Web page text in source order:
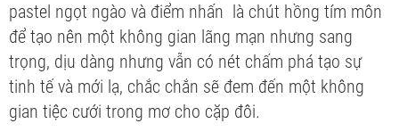
pastel ngọt ngào và điểm nhấn là chút hồng tím môn
để tạo nên một không gian lãng mạn nhưng sang
trọng, dịu dàng nhưng vẫn có nét chấm phá tạo sự
tinh tế và mới lạ, chắc chắn sẽ đem đến một không
gian tiệc cưới trong mơ cho cặp đôi.